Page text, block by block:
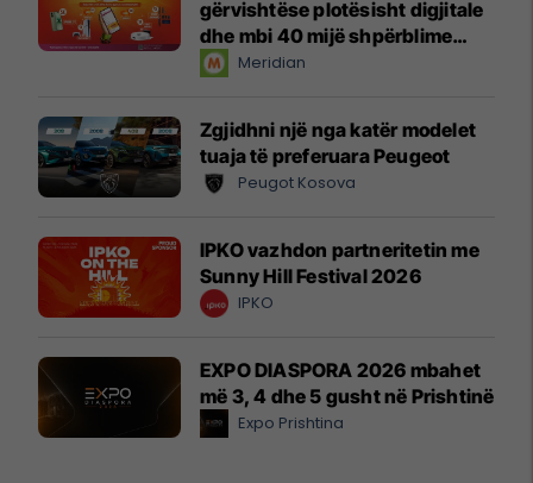
gërvishtëse plotësisht digjitale
dhe mbi 40 mijë shpërblime
instant!Meridian
Zgjidhni një nga katër modelet
tuaja të preferuara Peugeot
Peugot Kosova
IPKO vazhdon partneritetin me
Sunny Hill Festival 2026
IPKO
EXPO DIASPORA 2026 mbahet
më 3, 4 dhe 5 gusht në Prishtinë
Expo Prishtina